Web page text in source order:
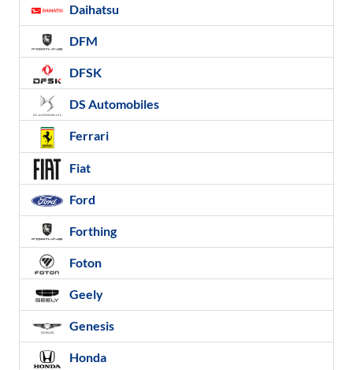
Daihatsu
DFM
DFSK
DS Automobiles
Ferrari
Fiat
Ford
Forthing
Foton
Geely
Genesis
Honda